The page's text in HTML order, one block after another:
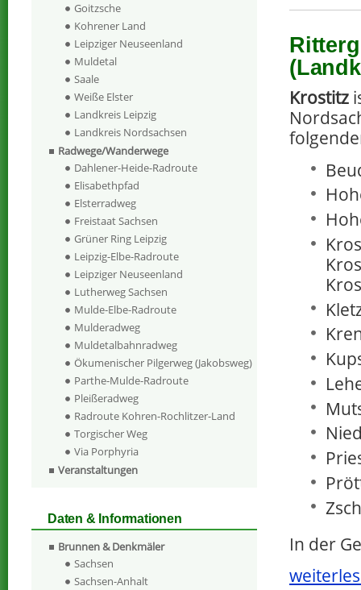
Krostitz
In der
Goitzsche
Kohrener Land
Leipziger Neuseenland
Muldetal
Saale
Weiße Elster
Landkreis Leipzig
Landkreis Nordsachsen
Radwege/Wanderwege
Dahlener-Heide-Radroute
Elisabethpfad
Elsterradweg
Freistaat Sachsen
Grüner Ring Leipzig
Leipzig-Elbe-Radroute
Leipziger Neuseenland
Lutherweg Sachsen
Mulde-Elbe-Radroute
Mulderadweg
Muldetalbahnradweg
Ökumenischer Pilgerweg (Jakobsweg)
Parthe-Mulde-Radroute
Pleißeradweg
Radroute Kohren-Rochlitzer-Land
Torgischer Weg
Via Porphyria
Veranstaltungen
Daten & Informationen
Brunnen & Denkmäler
Sachsen
Sachsen-Anhalt